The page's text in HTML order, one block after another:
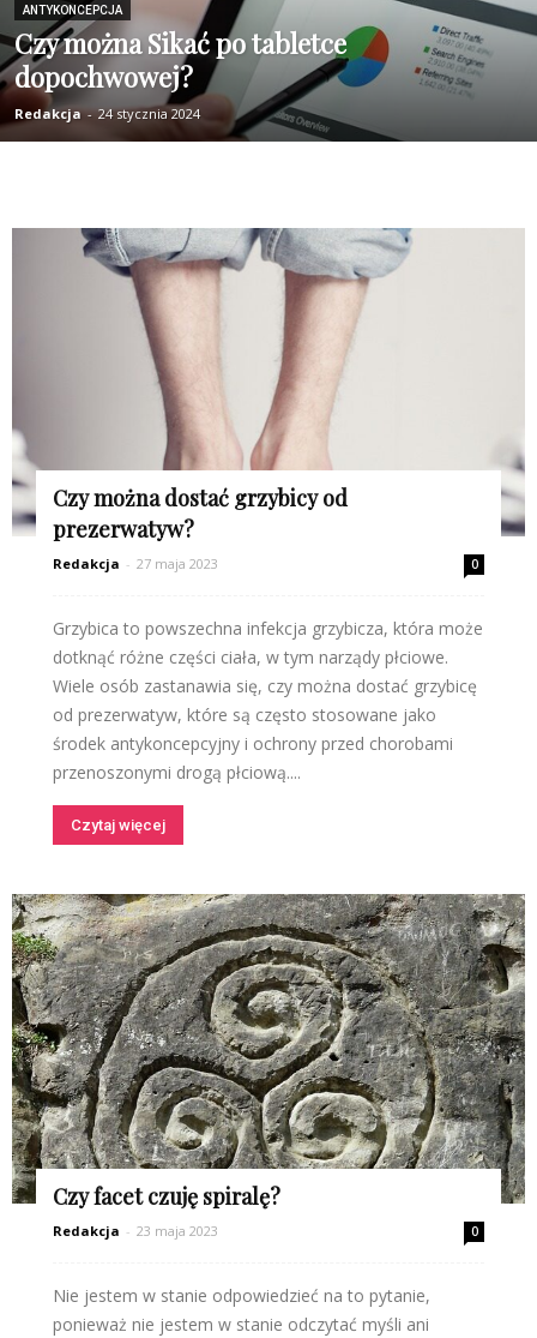
ANTYKONCEPCJA
Czy można Sikać po tabletce
dopochwowej?
Redakcja - 24 stycznia 2024
Czy można dostać grzybicy od
prezerwatyw?
Redakcja - 27 maja 2023 0
Grzybica to powszechna infekcja grzybicza, która może
dotknąć różne części ciała, w tym narządy płciowe.
Wiele osób zastanawia się, czy można dostać grzybicę
od prezerwatyw, które są często stosowane jako
środek antykoncepcyjny i ochrony przed chorobami
przenoszonymi drogą płciową....
Czytaj więcej
Czy facet czuję spiralę?
Redakcja - 23 maja 2023 0
Nie jestem w stanie odpowiedzieć na to pytanie,
ponieważ nie jestem w stanie odczytać myśli ani